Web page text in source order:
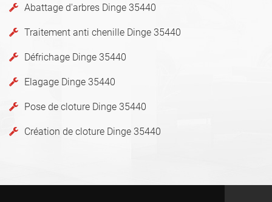
Abattage d'arbres Dinge 35440
Traitement anti chenille Dinge 35440
Défrichage Dinge 35440
Elagage Dinge 35440
Pose de cloture Dinge 35440
Création de cloture Dinge 35440